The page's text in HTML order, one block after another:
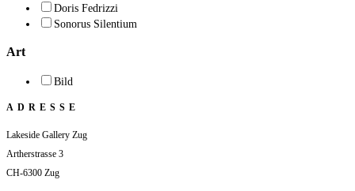
Doris Fedrizzi
Sonorus Silentium
Art
Bild
ADRESSE
Lakeside Gallery Zug
Artherstrasse 3
CH-6300 Zug